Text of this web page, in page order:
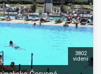
3802
videní